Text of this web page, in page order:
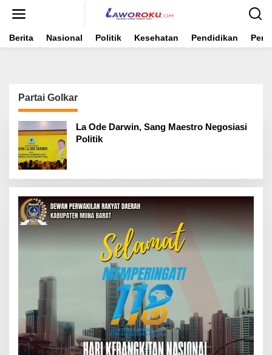
Berita Nasional Politik Kesehatan Pendidikan
Partai Golkar
La Ode Darwin, Sang Maestro Negosiasi
Politik